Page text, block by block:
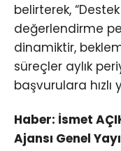
belirterek,
değerlendirme
dinamiktir,
süreçler aylık
başvurulara hızlı
Haber: İsmet
Ajansı Genel